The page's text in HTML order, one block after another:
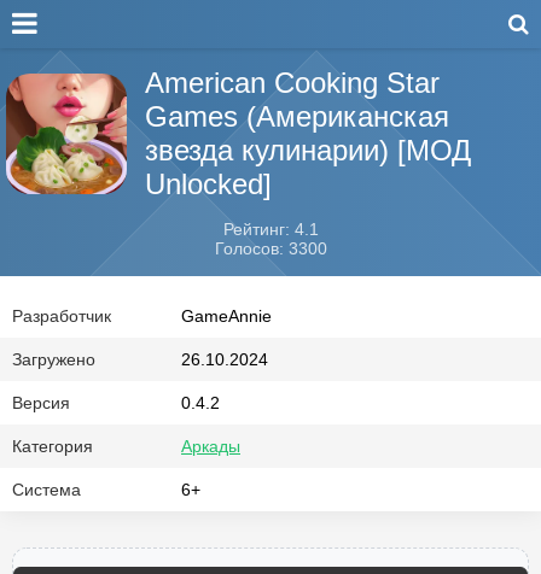
American Cooking Star
Games (Американская
звезда кулинарии) [МОД
Unlocked]
Рейтинг: 4.1
Голосов: 3300
Разработчик GameAnnie
Загружено 26.10.2024
Версия 0.4.2
Категория Аркады
Система 6+